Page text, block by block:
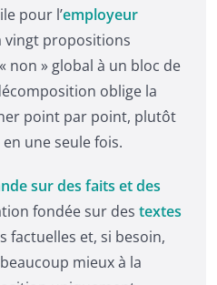
pour l’employeur
vingt propositions
non » global à un bloc de
oblige la
point par point, plutôt
en une seule fois.
sur des faits et des
fondée sur des textes
factuelles et, si besoin,
mieux à la